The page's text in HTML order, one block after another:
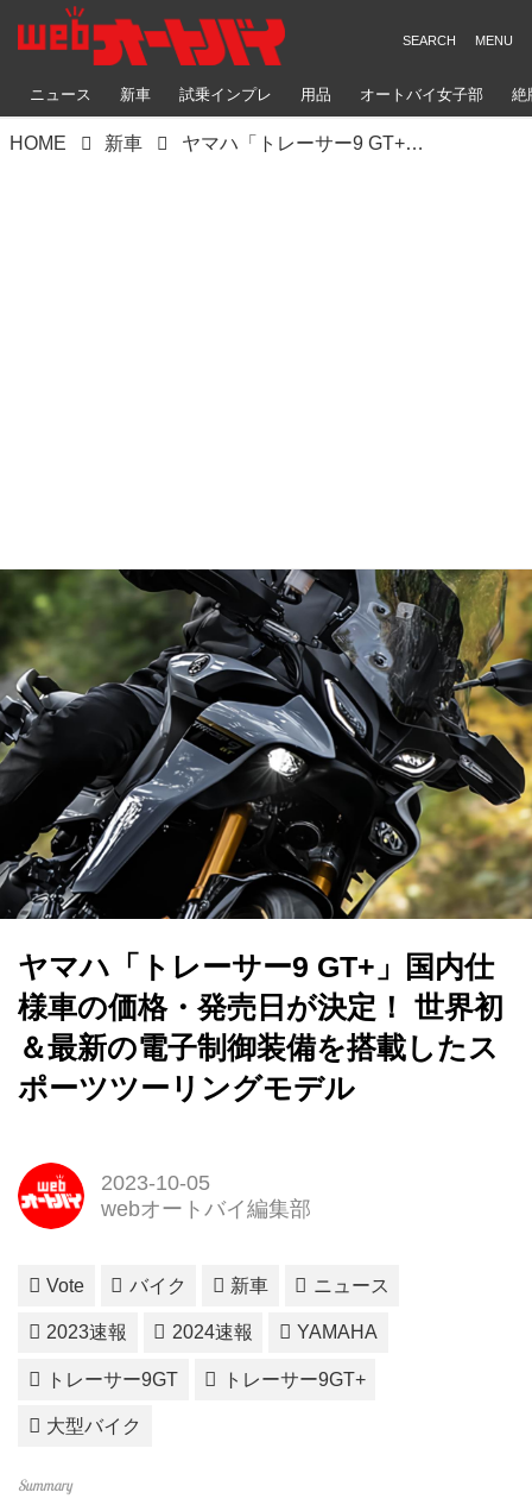
ニュース 新車 試乗インプレ 用品 オートバイ女子部 絶
HOME 新車 ヤマハ「トレーサー9 GT+」国内仕様車の価格・発売日が決定！ 世界初＆最新の電子制御装備を搭載したスポーツツーリングモデル
ヤマハ「トレーサー9 GT+」国内仕
様車の価格・発売日が決定！ 世界初
＆最新の電子制御装備を搭載したス
ポーツツーリングモデル
2023-10-05
webオートバイ編集部
Vote バイク 新車 ニュース
2023速報 2024速報 YAMAHA
トレーサー9GT トレーサー9GT+
大型バイク